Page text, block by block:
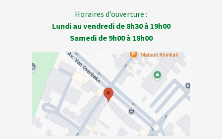
Horaires d’ouverture :
Lundi au vendredi de 8h30 à 19h00
Samedi de 9h00 à 18h00